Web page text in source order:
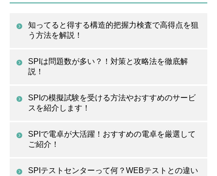
知ってると得する構造的把握力検査で高得点を狙
う方法を解説！
SPIは問題数が多い？！対策と攻略法を徹底解
説！
SPIの模擬試験を受ける方法やおすすめのサービ
スを紹介します！
SPIで電卓が大活躍！おすすめの電卓を厳選して
ご紹介！
SPIテストセンターって何？WEBテストとの違い